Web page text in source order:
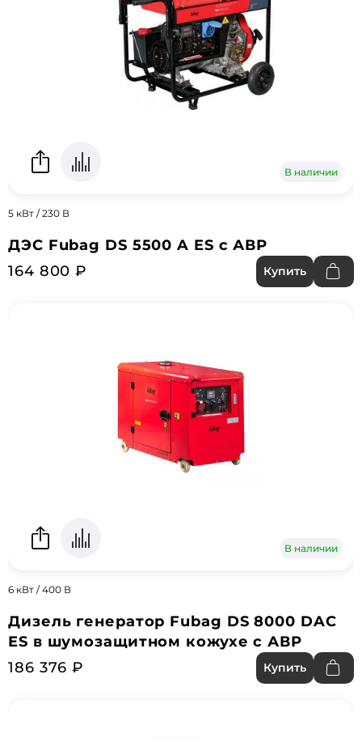
В наличии
5 кВт / 230 В
ДЭС Fubag DS 5500 A ES с АВР
164 800 ₽
Купить
В наличии
6 кВт / 400 В
Дизель генератор Fubag DS 8000 DAC
ES в шумозащитном кожухе с АВР
186 376 ₽
Купить